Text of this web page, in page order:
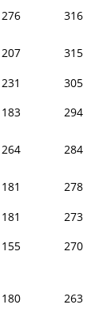
276
316
207
315
231
305
183
294
264
284
181
278
181
273
155
270
180 263